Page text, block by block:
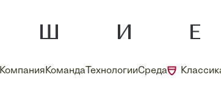
КомпанияКоманда ТехнологииСреда